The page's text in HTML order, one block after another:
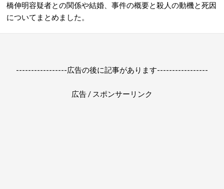
橋伸明容疑者との関係や結婚、事件の概要と殺人の動機と死因
についてまとめました。
-----------------広告の後に記事があります-----------------
広告 / スポンサーリンク